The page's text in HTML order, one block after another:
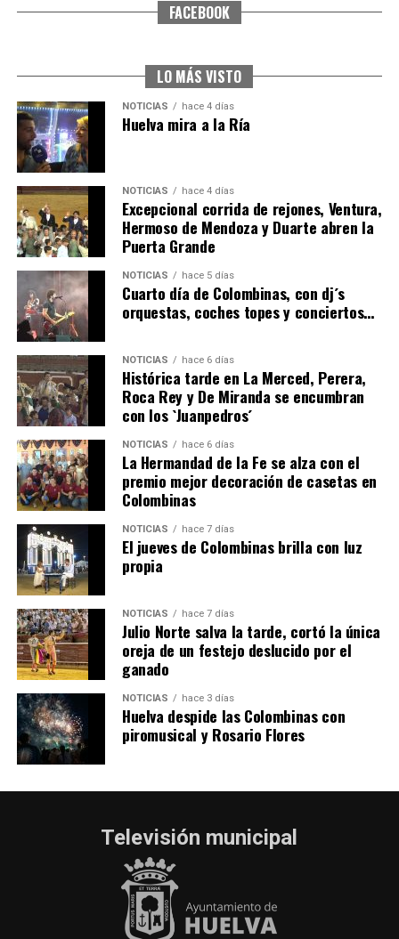
CUARTA CORRIDA DE LAS FIESTAS COLOMBINAS
4º DÍA DE LAS FIESTAS COLOMBINAS 2026
hace 5 días Huelvatv
SEXTA CORRIDA DE LAS FIESTAS COLOMBINAS
2026
hace 3 días· Huelvatv
FACEBOOK
LO MÁS VISTO
NOTICIAS hace 4 días
Huelva mira a la Ría
NOTICIAS hace 4 días
Excepcional corrida de rejones, Ventura,
Hermoso de Mendoza y Duarte abren la
Puerta Grande
NOTICIAS hace 5 días
Cuarto día de Colombinas, con dj´s
orquestas, coches topes y conciertos…
NOTICIAS hace 6 días
Histórica tarde en La Merced, Perera,
Roca Rey y De Miranda se encumbran
con los `Juanpedros´
NOTICIAS hace 6 días
La Hermandad de la Fe se alza con el
premio mejor decoración de casetas en
Colombinas
NOTICIAS hace 7 días
El jueves de Colombinas brilla con luz
propia
NOTICIAS hace 7 días
Julio Norte salva la tarde, cortó la única
oreja de un festejo deslucido por el
ganado
NOTICIAS hace 3 días
Huelva despide las Colombinas con
piromusical y Rosario Flores
Televisión municipal